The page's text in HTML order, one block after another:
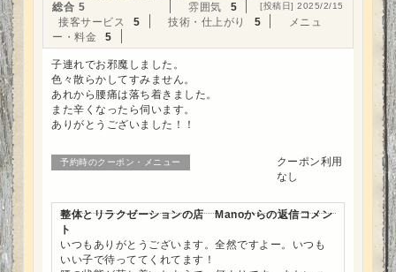
[投稿日] 2025/2/15
総合 5 雰囲気
5
接客サービス
5 技術・仕上がり 5
メニュ
ー・料金
5
子連れでお邪魔しました。
色々散らかしてすみません。
あれから腰痛は落ち着きました。
また辛くなったら伺います。
ありがとうございました！！
予約時のクーポン・メニュー
クーポン利用
なし
整体とリラクゼーションの店 Manoからの返信コメン
ト
いつもありがとうございます。全然ですよー。いつも
いい子で待っててくれてます！